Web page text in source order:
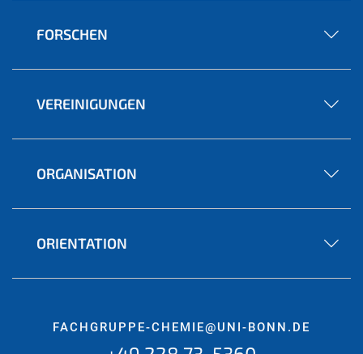
FORSCHEN
VEREINIGUNGEN
ORGANISATION
ORIENTATION
FACHGRUPPE-CHEMIE@UNI-BONN.DE